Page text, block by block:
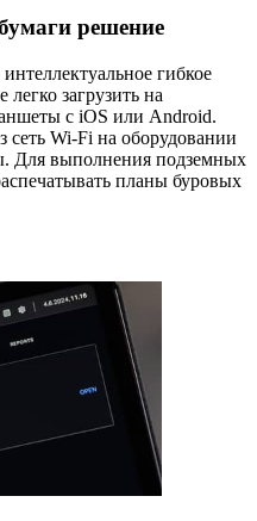
решение
гибкое
загрузить на
с iOS или Android.
сеть Wi-Fi на оборудовании
Для выполнения подземных
планы буровых